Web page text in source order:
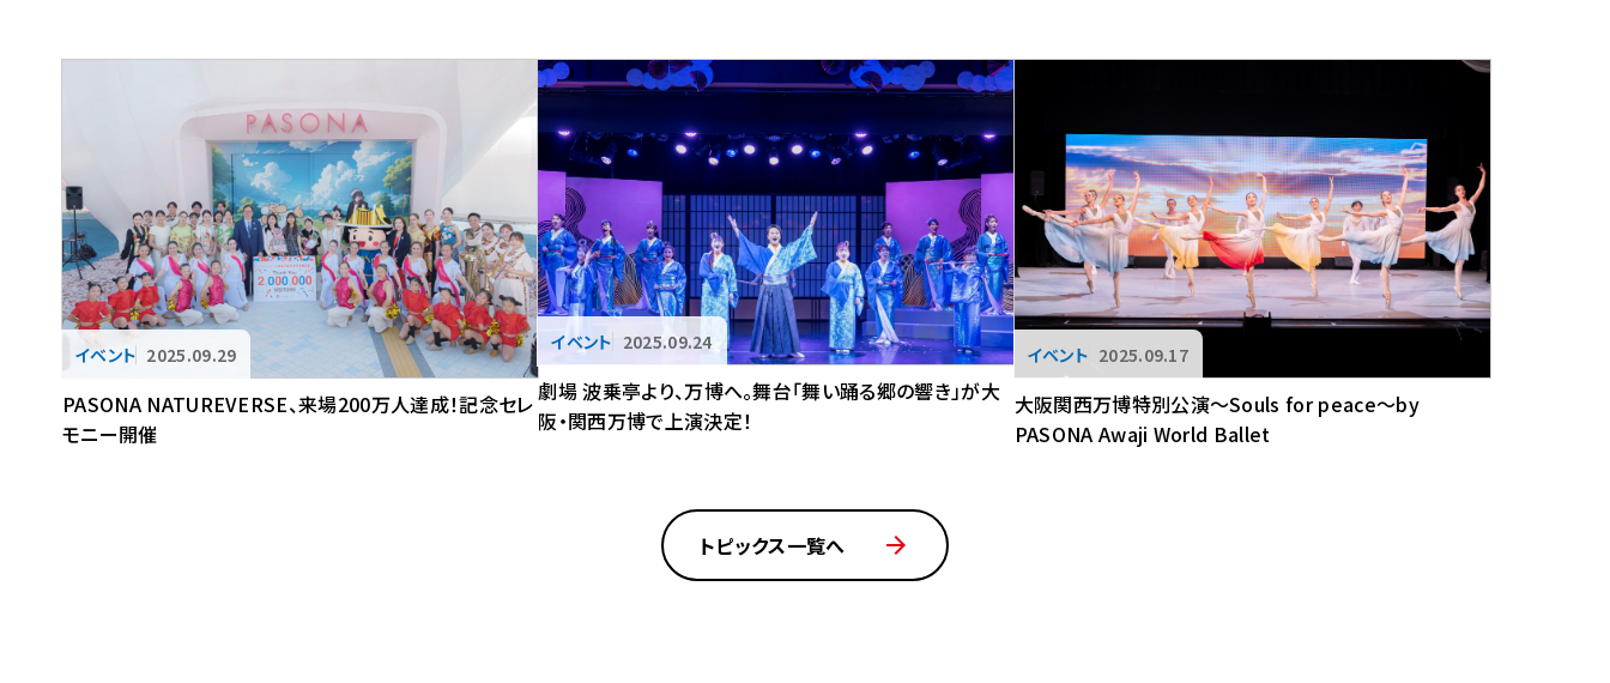
2025.09.29
PASONA NATUREVERSE、来場200万人達成！記念セレ
モニー開催
2025.09.24
劇場 波乗亭より、万博へ。舞台「舞い踊る郷の響き」が大
阪・関西万博で上演決定！
2025.09.17
大阪関西万博特別公演～Souls for peace～by
PASONA Awaji World Ballet
トピックス一覧へ